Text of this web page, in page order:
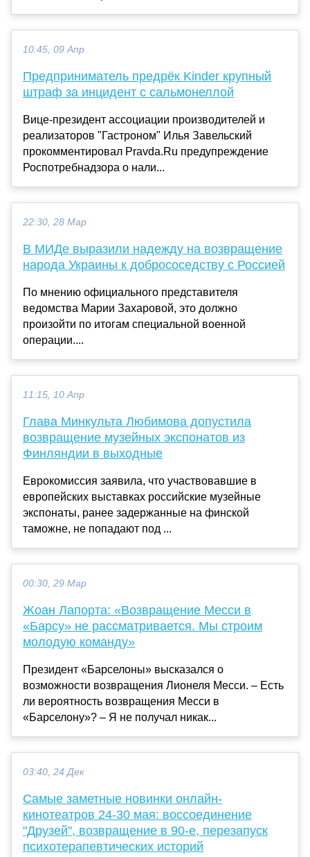
10:45, 09 Апр
Предприниматель предрёк Kinder крупный
штраф за инцидент с сальмонеллой
Вице-президент ассоциации производителей и
реализаторов "Гастроном" Илья Завельский
прокомментировал Pravda.Ru предупреждение
Роспотребнадзора о нали...
22:30, 28 Мар
В МИДе выразили надежду на возвращение
народа Украины к добрососедству с Россией
По мнению официального представителя
ведомства Марии Захаровой, это должно
произойти по итогам специальной военной
операции....
11:15, 10 Апр
Глава Минкульта Любимова допустила
возвращение музейных экспонатов из
Финляндии в выходные
Еврокомиссия заявила, что участвовавшие в
европейских выставках российские музейные
экспонаты, ранее задержанные на финской
таможне, не попадают под ...
00:30, 29 Мар
Жоан Лапорта: «Возвращение Месси в
«Барсу» не рассматривается. Мы строим
молодую команду»
Президент «Барселоны» высказался о
возможности возвращения Лионеля Месси. – Есть
ли вероятность возвращения Месси в
«Барселону»? – Я не получал никак...
03:40, 24 Дек
Самые заметные новинки онлайн-
кинотеатров 24-30 мая: воссоединение
"Друзей", возвращение в 90-е, перезапуск
психотерапевтических историй